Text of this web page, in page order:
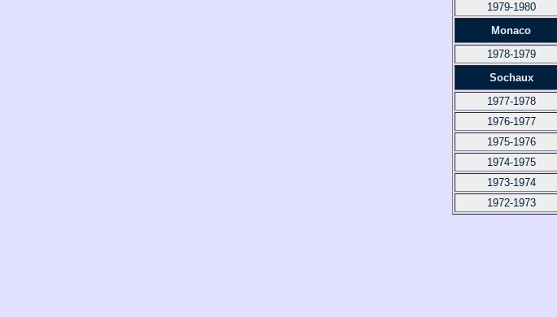
1979-1980
Monaco
1978-1979
Sochaux
1977-1978
1976-1977
1975-1976
1974-1975
1973-1974
1972-1973